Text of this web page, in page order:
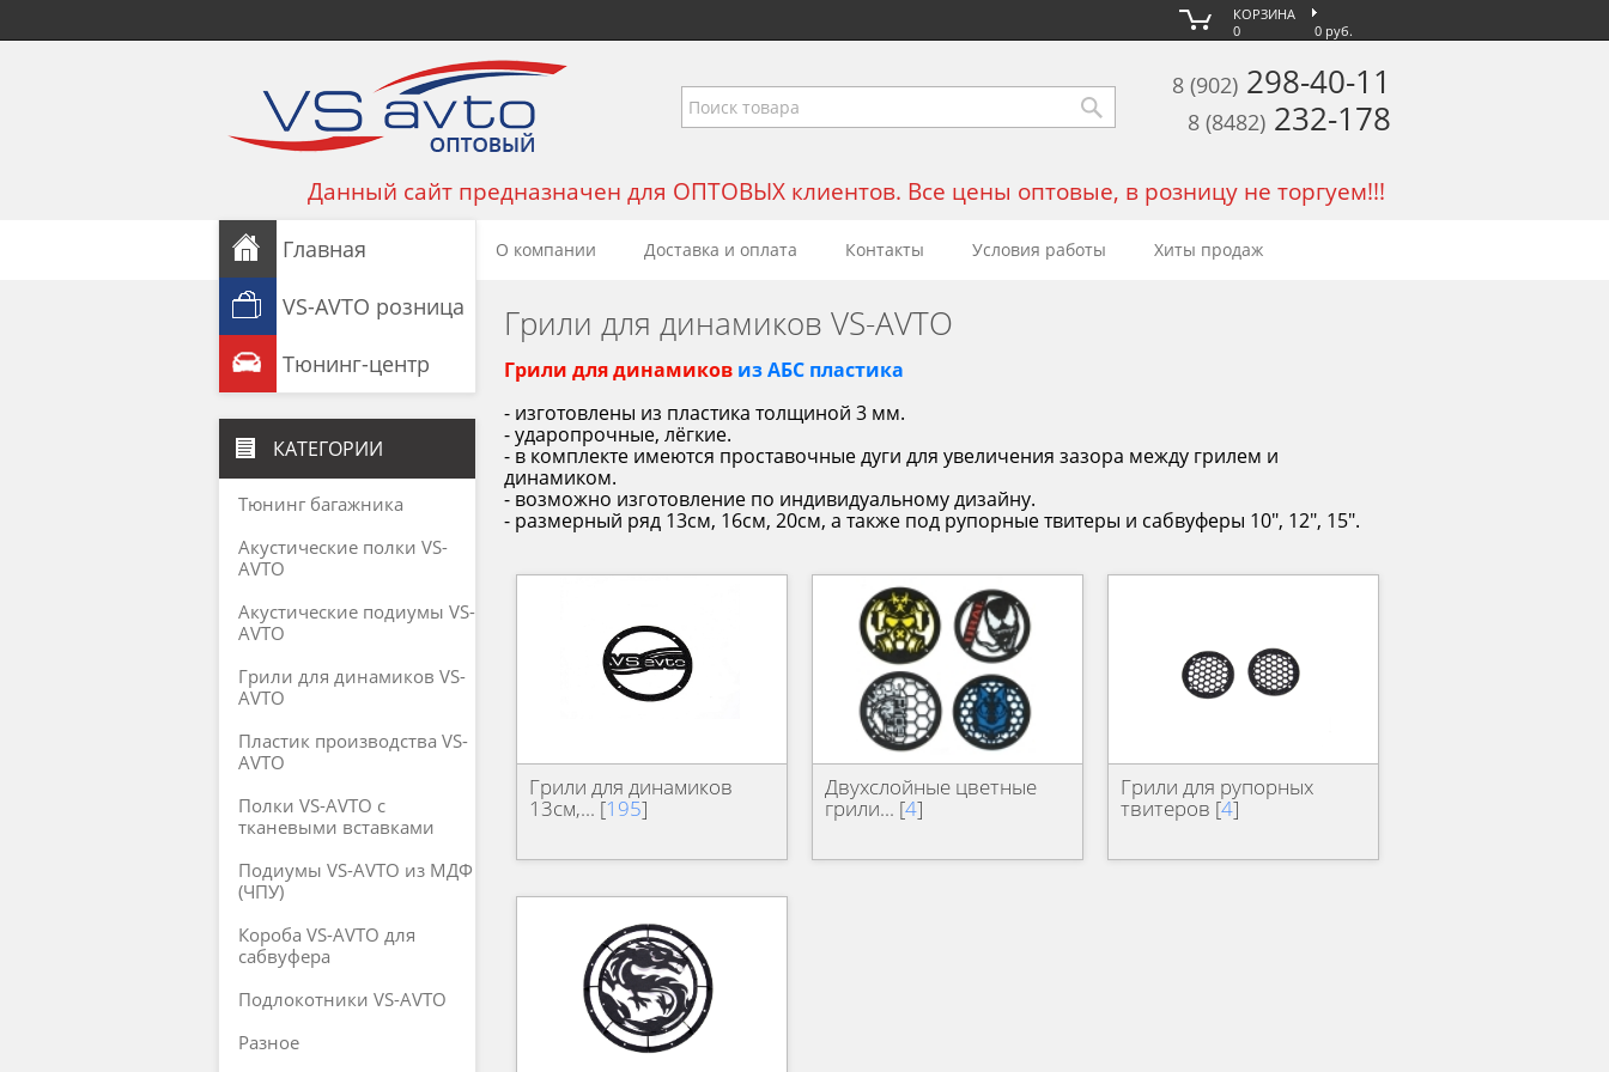
КОРЗИНА
0
0 руб.
8 (902) 298-40-11
8 (8482) 232-178
Данный сайт предназначен для ОПТОВЫХ клиентов. Все цены оптовые, в розницу не торгуем!!!
О компании Доставка и оплата Контакты Условия работы Хиты продаж
Главная
VS-AVTO розница
Тюнинг-центр
КАТЕГОРИИ
Тюнинг багажника
Акустические полки VS-
AVTO
Акустические подиумы VS-
AVTO
Грили для динамиков VS-
AVTO
Пластик производства VS-
AVTO
Полки VS-AVTO с
тканевыми вставками
Подиумы VS-AVTO из МДФ
(ЧПУ)
Короба VS-AVTO для
сабвуфера
Подлокотники VS-AVTO
Разное
Грили для динамиков VS-AVTO
Грили для динамиков из АБС пластика
- изготовлены из пластика толщиной 3 мм.
- ударопрочные, лёгкие.
- в комплекте имеются проставочные дуги для увеличения зазора между грилем и
динамиком.
- возможно изготовление по индивидуальному дизайну.
- размерный ряд 13см, 16см, 20см, а также под рупорные твитеры и сабвуферы 10", 12", 15".
Грили для динамиков
13см,... [195]
Двухслойные цветные
грили... [4]
Грили для рупорных
твитеров [4]